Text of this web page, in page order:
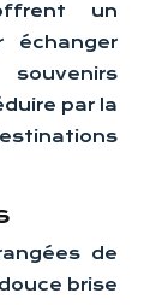
un
échanger
par la
de
brise